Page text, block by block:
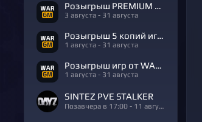
Розыгрыш PREMIUM в честь Дня Рождения
3 августа - 31 августа
Розыгрыш 5 копий игры R.E.P.O.
1 августа - 31 августа
Розыгрыш игр от WARGM
1 августа - 31 августа
SINTEZ PVE STALKER
Позавчера в 17:00 - 11 августа